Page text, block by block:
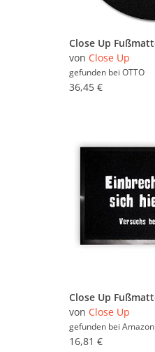
von Close Up
gefunden bei OTTO
36,45 €
von Close Up
gefunden bei Amazon
16,81 €